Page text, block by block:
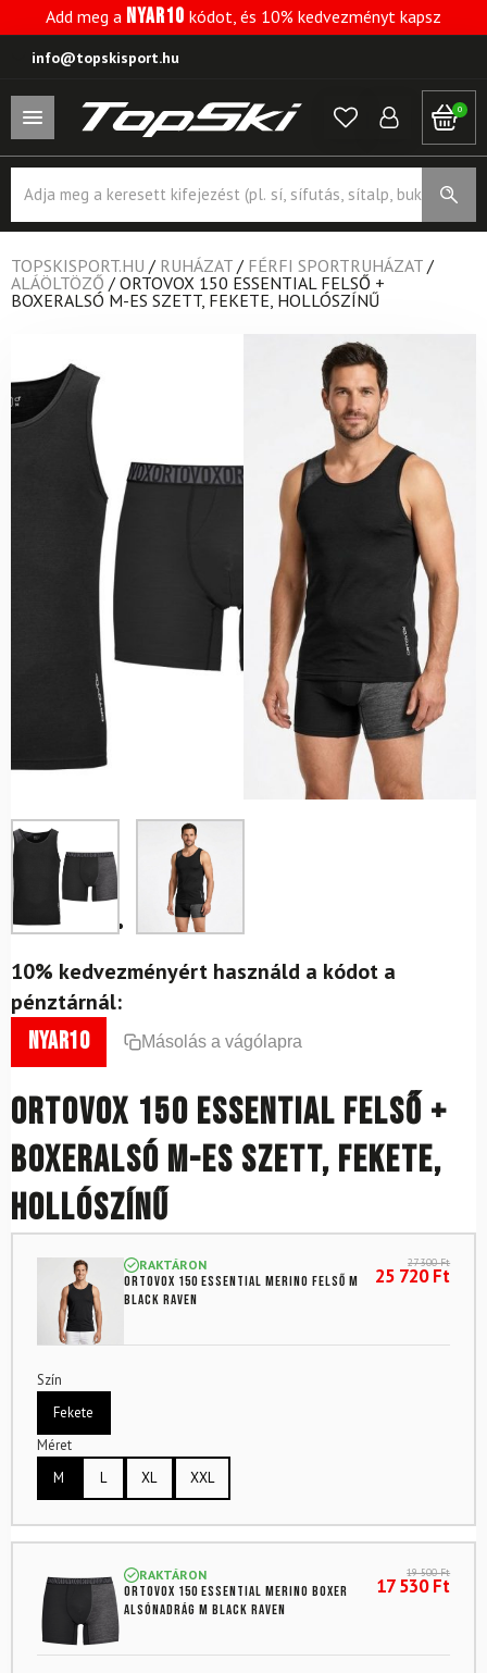
Add meg a NYAR10 kódot, és 10% kedvezményt kapsz
info@topskisport.hu
0
search
TOPSKISPORT.HU / RUHÁZAT / FÉRFI SPORTRUHÁZAT /
ALÁÖLTÖZŐ / ORTOVOX 150 ESSENTIAL FELSŐ +
BOXERALSÓ M-ES SZETT, FEKETE, HOLLÓSZÍNŰ
10% kedvezményért használd a kódot a
pénztárnál:
nyar10 Másolás a vágólapra
ORTOVOX 150 Essential felső +
boxeralsó M-es szett, fekete,
hollószínű
RAKTÁRON
ORTOVOX 150 Essential Merino Felső M
Black Raven
27 300Ft
25 720Ft
Szín
Fekete
Méret
M
L XL XXL
RAKTÁRON
ORTOVOX 150 Essential Merino Boxer
Alsónadrág M Black Raven
19 500Ft
17 530Ft